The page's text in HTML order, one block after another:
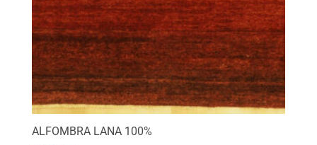
ALFOMBRA LANA 100%